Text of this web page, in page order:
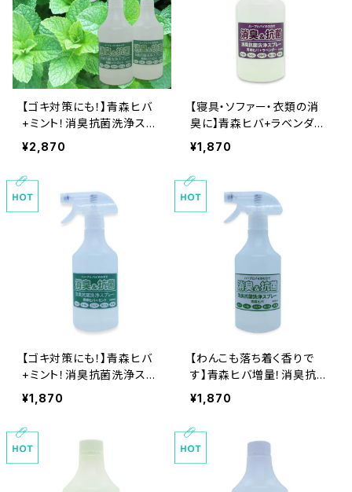
【ゴキ対策にも！】青森ヒバ
+ミント！消臭抗菌洗浄スプ
レー（本体と詰替えセット）
大容量500ｍｌ食品基準成
分１００％で安心安全、ゴキ
¥2,870
【寝具・ソファー・衣類の消
臭に】青森ヒバ+ラベンダ
ー！消臭抗菌洗浄スプレー
大容量500ｍｌ食品基準成
分１００％で安心安全
¥1,870
【ゴキ対策にも！】青森ヒバ
+ミント！消臭抗菌洗浄スプ
レー大容量500ｍｌ食品基
準成分１００％で安心安全
¥1,870
【わんこも落ち着く香りで
す】青森ヒバ増量！消臭抗菌
洗浄スプレー大容量500ｍ
ｌ食品基準成分１００％で安
心安全
¥1,870